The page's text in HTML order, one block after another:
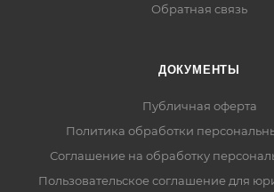
Обратная связь
ДОКУМЕНТЫ
Публичная оферта
Политика обработки
Соглашение на обработку
Пользовательское соглашение для